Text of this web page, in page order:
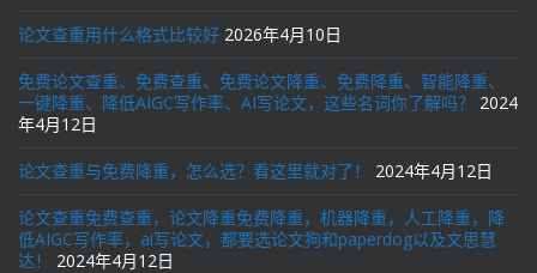
论文查重用什么格式比较好 2026年4月10日
免费论文查重、免费查重、免费论文降重、免费降重、智能降重、
一键降重、降低AIGC写作率、AI写论文，这些名词你了解吗？
2024
年4月12日
论文查重与免费降重，怎么选？看这里就对了！ 2024年4月12日
论文查重免费查重，论文降重免费降重，机器降重，人工降重，降
低AIGC写作率，ai写论文，都要选论文狗和paperdog以及文思慧
达！
2024年4月12日